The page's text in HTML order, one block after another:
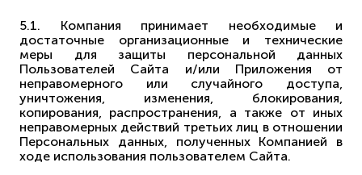
5.1. Компания принимает необходимые и
достаточные организационные и технические
меры для защиты персональной данных
Пользователей Сайта и/или Приложения от
неправомерного или случайного доступа,
уничтожения, изменения, блокирования,
копирования, распространения, а также от иных
неправомерных действий третьих лиц в отношении
Персональных данных, полученных Компанией в
ходе использования пользователем Сайта.